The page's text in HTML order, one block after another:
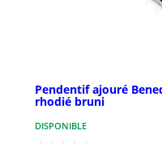
Pendentif ajouré
rhodié bruni
DISPONIBLE